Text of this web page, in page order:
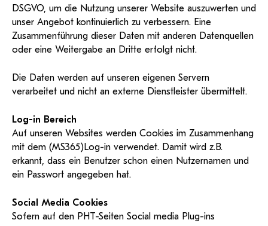
DSGVO, um die Nutzung unserer Website auszuwerten und
unser Angebot kontinuierlich zu verbessern. Eine
Zusammenführung dieser Daten mit anderen Datenquellen
oder eine Weitergabe an Dritte erfolgt nicht.
Die Daten werden auf unseren eigenen Servern
verarbeitet und nicht an externe Dienstleister übermittelt.
Log-in Bereich
Auf unseren Websites werden Cookies im Zusammenhang
mit dem (MS365)Log-in verwendet. Damit wird z.B.
erkannt, dass ein Benutzer schon einen Nutzernamen und
ein Passwort angegeben hat.
Social Media Cookies
Sofern auf den PHT-Seiten Social media Plug-ins